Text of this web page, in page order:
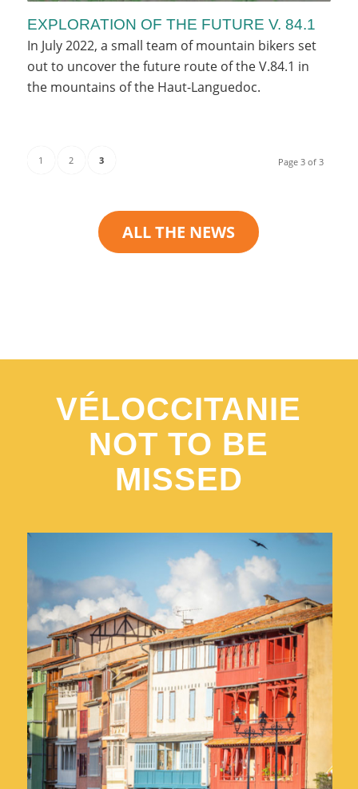
EXPLORATION OF THE FUTURE V. 84.1
In July 2022, a small team of mountain bikers set
out to uncover the future route of the V.84.1 in
the mountains of the Haut-Languedoc.
Page 3 of 3
1 2 3
ALL THE NEWS
VÉLOCCITANIE
NOT TO BE
MISSED